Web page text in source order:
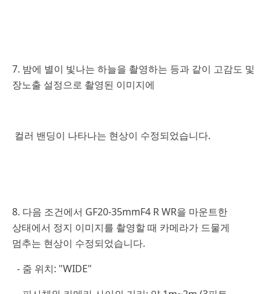
7. 밤에 별이 빛나는 하늘을 촬영하는 등과 같이 고감도 및
장노출 설정으로 촬영된 이미지에
컬러 밴딩이 나타나는 현상이 수정되었습니다.
8. 다음 조건에서 GF20-35mmF4 R WR을 마운트한
상태에서 정지 이미지를 촬영할 때 카메라가 드물게
멈추는 현상이 수정되었습니다.
- 줌 위치: "WIDE"